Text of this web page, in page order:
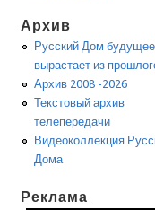
Архив
Русский Дом будущее
вырастает из
Архив 2008 -2026
Текстовый архив
телепередачи
Видеоколлекция
Дома
Реклама